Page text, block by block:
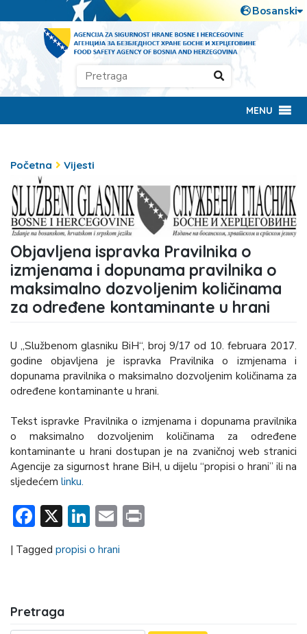
MENU
Početna Vijesti
Objavljena ispravka Pravilnika o
izmjenama i dopunama pravilnika o
maksimalno dozvoljenim količinama
za određene kontaminante u hrani
U „Službenom glasniku BiH“, broj 9/17 od 10. februara 2017.
godine objavljena je ispravka Pravilnika o izmjenama i
dopunama pravilnika o maksimalno dozvoljenim količinama za
određene kontaminante u hrani.
Tekst ispravke Pravilnika o izmjenama i dopunama pravilnika
o maksimalno dozvoljenim količinama za određene
kontaminante u hrani dostupan je na zvaničnoj web stranici
Agencije za sigurnost hrane BiH, u dijelu “propisi o hrani” ili na
sljedećem linku.
Facebook
X LinkedIn
Email
| Tagged propisi o hrani
Pretraga